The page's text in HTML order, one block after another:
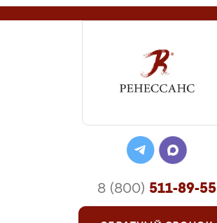
8 (800) 511-89-55